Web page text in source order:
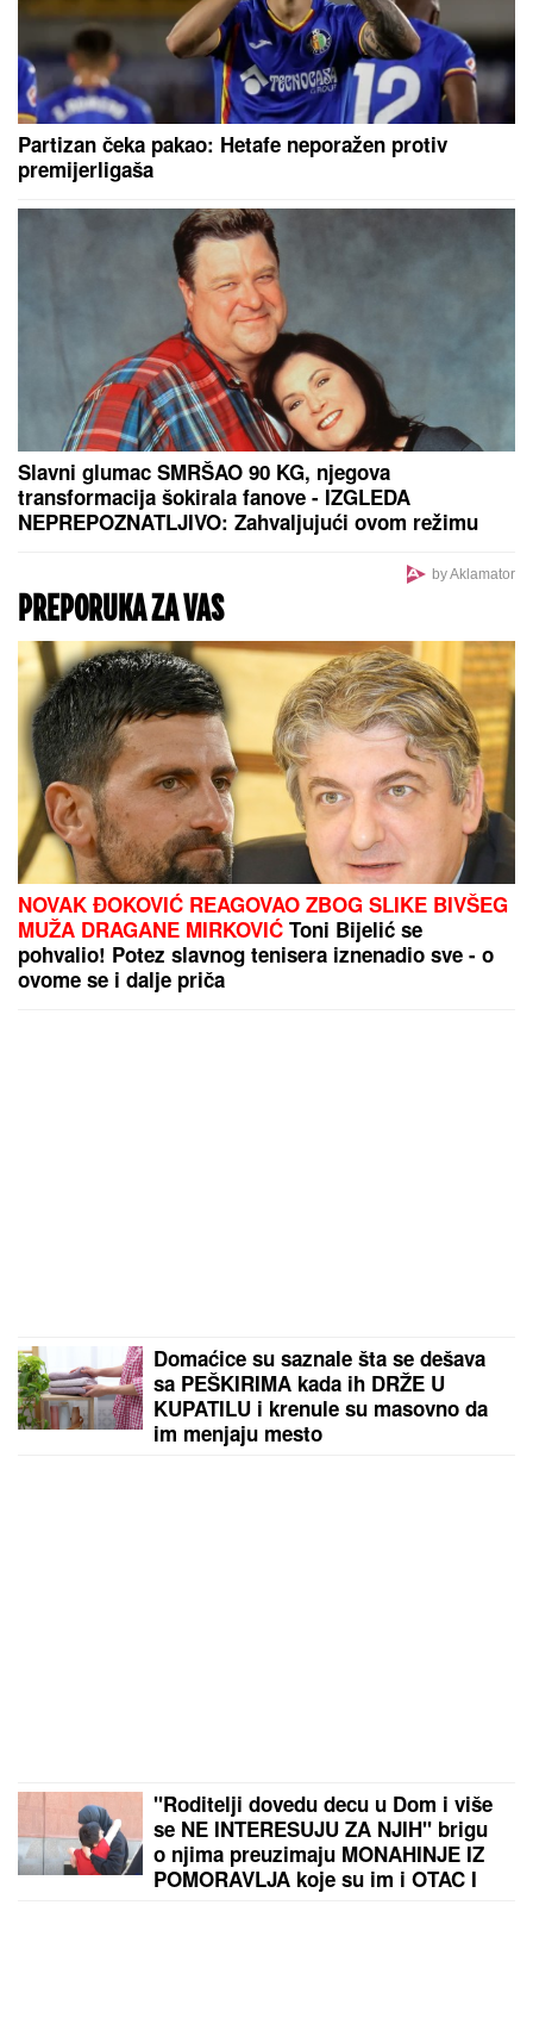
Partizan čeka pakao: Hetafe neporažen protiv
premijerligaša
Slavni glumac SMRŠAO 90 KG, njegova
transformacija šokirala fanove - IZGLEDA
NEPREPOZNATLJIVO: Zahvaljujući ovom režimu
by Aklamator
PREPORUKA ZA VAS
NOVAK ĐOKOVIĆ REAGOVAO ZBOG SLIKE BIVŠEG
MUŽA DRAGANE MIRKOVIĆ Toni Bijelić se
pohvalio! Potez slavnog tenisera iznenadio sve - o
ovome se i dalje priča
Domaćice su saznale šta se dešava
sa PEŠKIRIMA kada ih DRŽE U
KUPATILU i krenule su masovno da
im menjaju mesto
"Roditelji dovedu decu u Dom i više
se NE INTERESUJU ZA NJIH" brigu
o njima preuzimaju MONAHINJE IZ
POMORAVLJA koje su im i OTAC I